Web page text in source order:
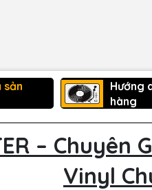
sản
Hướng
hàng
– Chuyên
Vinyl